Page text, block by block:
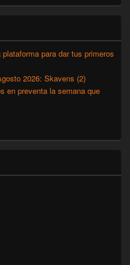
para dar tus primeros
2026: Skavens (2)
en preventa la semana que